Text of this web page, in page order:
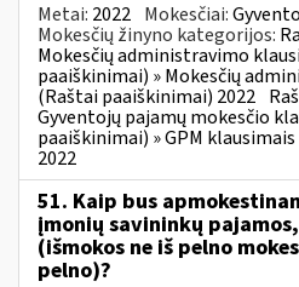
Metai: 2022 Mokesčiai:
Mokesčių žinyno kategorijos:
Mokesčių administravimo
paaiškinimai) » Mokesčių
(Raštai paaiškinimai) 2022
Gyventojų pajamų mokesčio
paaiškinimai) » GPM
2022
51. Kaip bus
įmonių savininkų
(išmokos ne iš pelno
pelno)?